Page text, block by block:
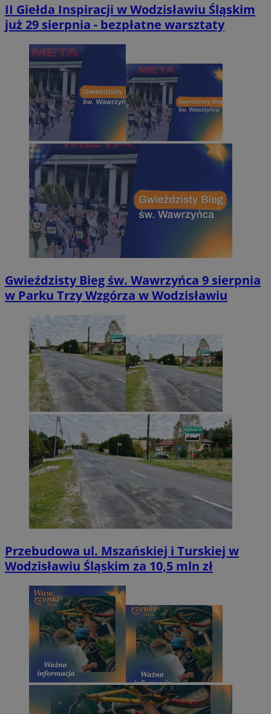
II Giełda Inspiracji w Wodzisławiu Śląskim
już 29 sierpnia - bezpłatne warsztaty
Gwieździsty Bieg św. Wawrzyńca 9 sierpnia
w Parku Trzy Wzgórza w Wodzisławiu
Przebudowa ul. Mszańskiej i Turskiej w
Wodzisławiu Śląskim za 10,5 mln zł